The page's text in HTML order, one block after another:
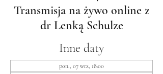
Transmisja na żywo online z
dr Lenką Schulze
Inne daty
pon., 07 wrz, 18:00